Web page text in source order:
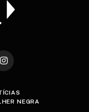
Instagram
NEGRA